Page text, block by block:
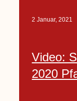
2 Januar, 2021
Video:
2020